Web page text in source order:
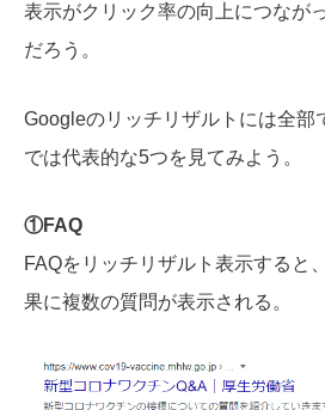
表示がクリック率の向上につなが
だろう。
Googleのリッチリザルトには全部
では代表的な5つを見てみよう。
①FAQ
FAQをリッチリザルト表示すると
果に複数の質問が表示される。